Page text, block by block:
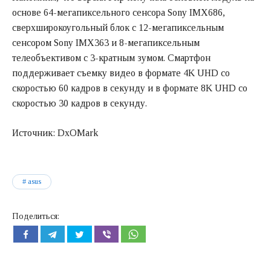
основе 64-мегапиксельного сенсора Sony IMX686,
сверхширокоугольный блок с 12-мегапиксельным
сенсором Sony IMX363 и 8-мегапиксельным
телеобъективом с 3-кратным зумом. Смартфон
поддерживает съемку видео в формате 4K UHD со
скоростью 60 кадров в секунду и в формате 8K UHD со
скоростью 30 кадров в секунду.
Источник: DxOMark
asus
Поделиться: